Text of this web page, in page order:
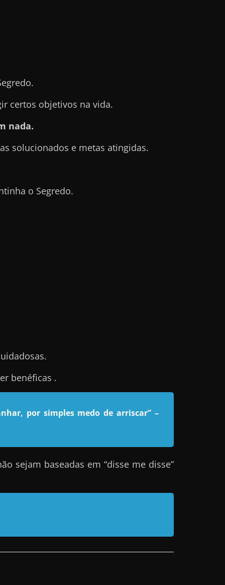
certos objetivos na vida.
nada.
solucionados e metas atingidas.
o Segredo.
benéficas .
por simples medo de arriscar” –
sejam baseadas em “disse me disse”